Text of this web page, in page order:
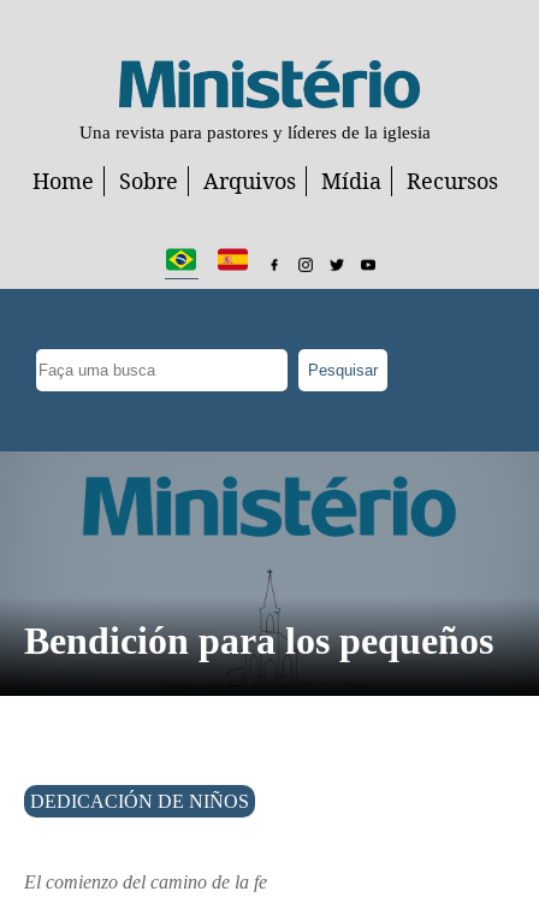
Una revista para pastores y líderes de la iglesia
Home Sobre Arquivos Mídia Recursos
Pesquisar
Bendición para los pequeños
DEDICACIÓN DE NIÑOS
El comienzo del camino de la fe